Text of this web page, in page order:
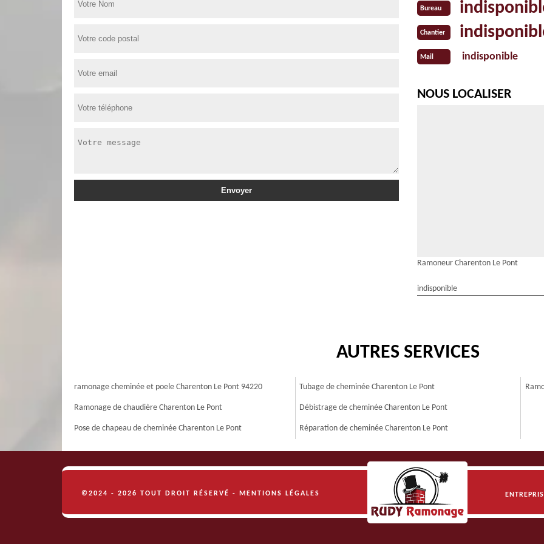
Bureau
Chantier
Mail indisponible
NOUS LOCALISER
Ramoneur Charenton Le Pont
indisponible
AUTRES SERVICES
ramonage cheminée et poele Charenton Le Pont 94220
Ramonage de chaudière Charenton Le Pont
Pose de chapeau de cheminée Charenton Le Pont
Tubage de cheminée Charenton Le Pont
Débistrage de cheminée Charenton Le Pont
Réparation de cheminée Charenton Le Pont
©2024 - 2026 TOUT DROIT RÉSERVÉ - MENTIONS LÉGALES